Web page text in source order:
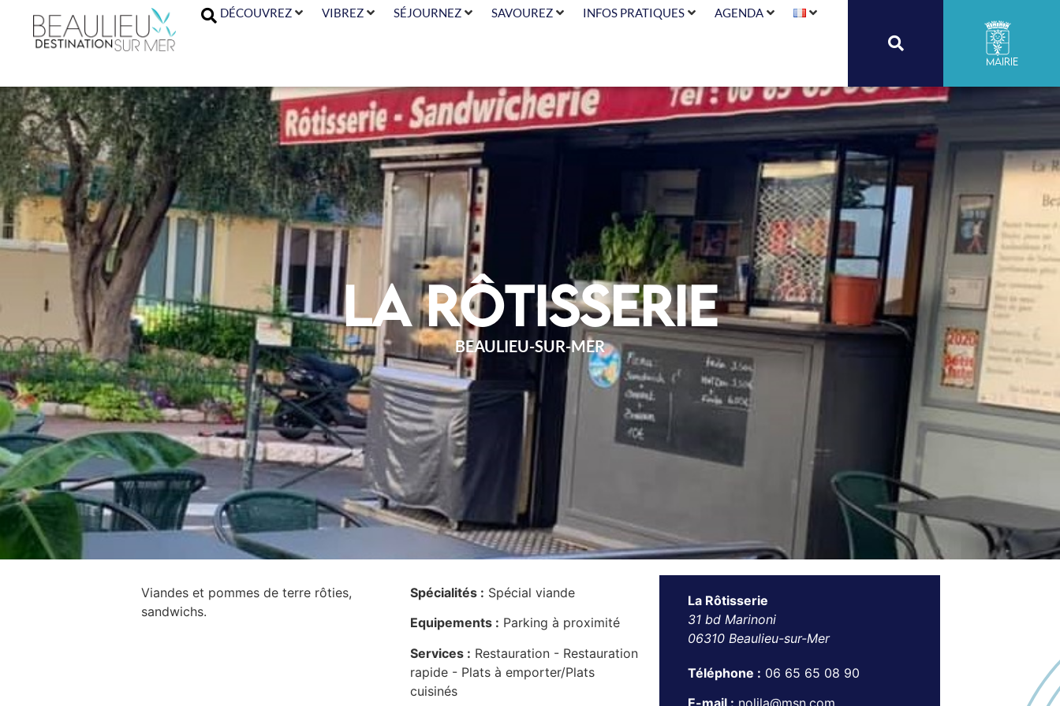
DÉCOUVREZ VIBREZ SÉJOURNEZ SAVOUREZ INFOS PRATIQUES AGENDA
Mairie
La Rôtisserie
BEAULIEU-SUR-MER
Viandes et pommes de terre rôties,
sandwichs.
Spécialités : Spécial viande
Equipements : Parking à proximité
Services : Restauration - Restauration
rapide - Plats à emporter/Plats
cuisinés
La Rôtisserie
31 bd Marinoni
06310 Beaulieu-sur-Mer
Téléphone : 06 65 65 08 90